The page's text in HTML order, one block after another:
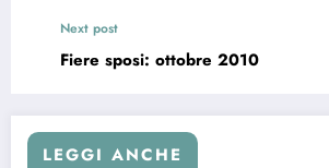
Next post
Fiere sposi: ottobre 2010
LEGGI ANCHE